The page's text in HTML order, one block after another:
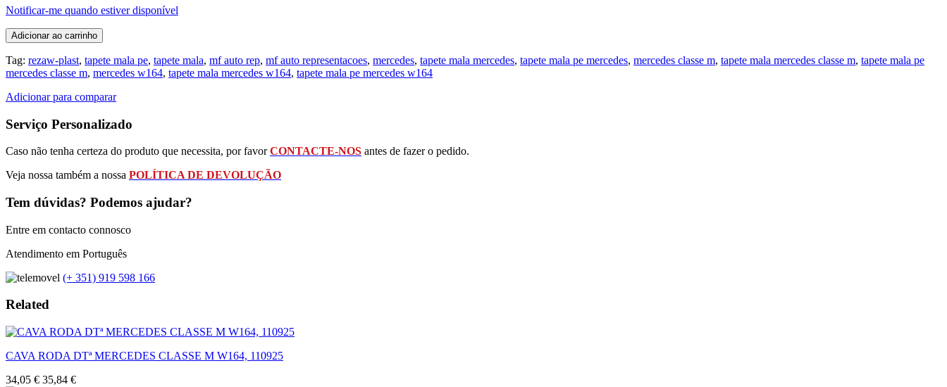
Notificar-me quando estiver disponível
Adicionar ao carrinho
Tag: rezaw-plast, tapete mala pe, tapete mala, mf auto rep, mf auto representacoes, mercedes, tapete mala mercedes, tapete mala pe mercedes, mercedes classe m, tapete mala mercedes classe m, tapete mala pe
mercedes classe m, mercedes w164, tapete mala mercedes w164, tapete mala pe mercedes w164
Adicionar para comparar
Serviço Personalizado
Caso não tenha certeza do produto que necessita, por favorCONTACTE-NOS antes de fazer o pedido.
Veja nossa também a nossa POLÍTICA DE DEVOLUÇÃO
Tem dúvidas? Podemos ajudar?
Entre em contacto connosco
Atendimento em Português
(+ 351) 919 598 166
Related
CAVA RODA DTª MERCEDES CLASSE M W164, 110925
34,05 € 35,84 €